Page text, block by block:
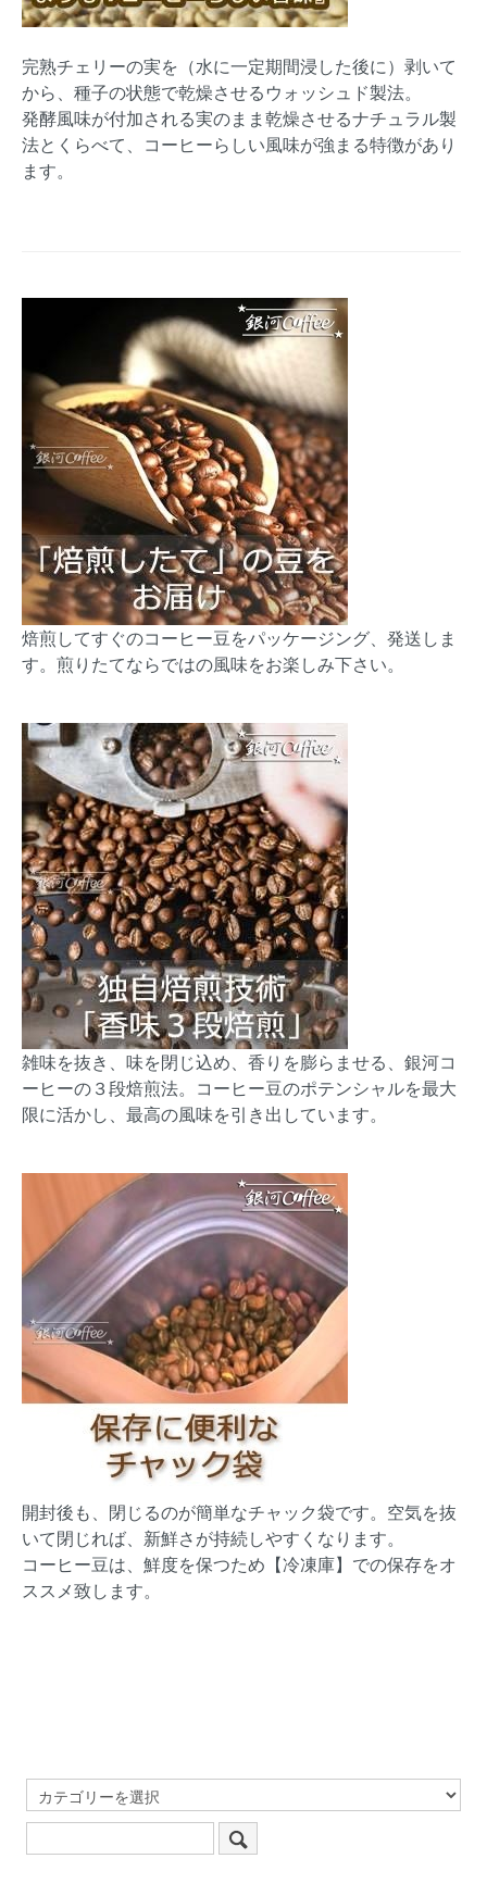
完熟チェリーの実を（水に一定期間浸した後に）剥いて
から、種子の状態で乾燥させるウォッシュド製法。
発酵風味が付加される実のまま乾燥させるナチュラル製
法とくらべて、コーヒーらしい風味が強まる特徴があり
ます。
焙煎してすぐのコーヒー豆をパッケージング、発送しま
す。煎りたてならではの風味をお楽しみ下さい。
雑味を抜き、味を閉じ込め、香りを膨らませる、銀河コ
ーヒーの３段焙煎法。コーヒー豆のポテンシャルを最大
限に活かし、最高の風味を引き出しています。
開封後も、閉じるのが簡単なチャック袋です。空気を抜
いて閉じれば、新鮮さが持続しやすくなります。
コーヒー豆は、鮮度を保つため【冷凍庫】での保存をオ
ススメ致します。